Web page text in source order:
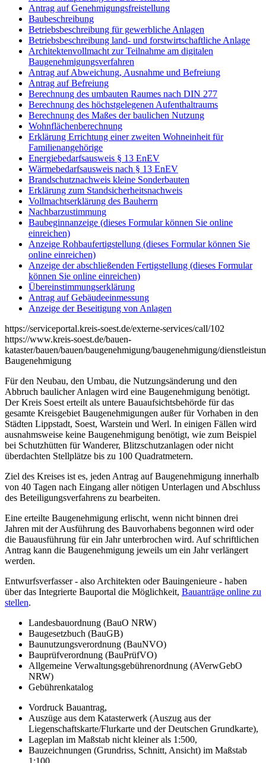
Antrag auf Genehmigungsfreistellung
Baubeschreibung
Betriebsbeschreibung für gewerbliche Anlagen
Betriebsbeschreibung land- und forstwirtschaftliche Anlage
Architektenvollmacht zur Teilnahme am digitalen
Baugenehmigungsverfahren
Antrag auf Abweichung, Ausnahme und Befreiung
Antrag auf Befreiung
Berechnung des umbauten Raumes nach DIN 277
Berechnung des höchstgelegenen Aufenthaltraums
Berechnung des Maßes der baulichen Nutzung
Wohnflächenberechnung
Erklärung Errichtung einer zweiten Wohneinheit für
Familienangehörige
Energiebedarfsausweis § 13 EnEV
Wärmebedarfsausweis nach § 13 EnEV
Brandschutznachweis kleine Sonderbauten
Erklärung zum Standsicherheitsnachweis
Vollmachtserklärung des Bauherrn
Nachbarzustimmung
Baubeginnanzeige (dieses Formular können Sie online
einreichen)
Anzeige Rohbaufertigstellung (dieses Formular können Sie
online einreichen)
Anzeige der abschließenden Fertigstellung (dieses Formular
können Sie online einreichen)
Übereinstimmungserklärung
Antrag auf Gebäudeeinmessung
Anzeige der Beseitigung von Anlagen
https://serviceportal.kreis-soest.de/externe-services/call/102
https://www.kreis-soest.de/bauen-
kataster/bauen/bauen/baugenehmigung/baugenehmigung/
Baugenehmigung
Für den Neubau, den Umbau, die Nutzungsänderung und den
Abbruch baulicher Anlagen wird eine Baugenehmigung benötigt.
Der Kreis Soest erteilt als untere Bauaufsichtsbehörde für das
gesamte Kreisgebiet Baugenehmigungen außer für Vorhaben in den
Städten Lippstadt, Soest, Warstein und Werl. In einigen Fällen wird
ausnahmsweise keine Baugenehmigung benötigt, wie zum Beispiel
bei Schutzhütten für Wanderer, Blitzschutzanlagen oder nicht
überdachten Stellplätze bis zu 100 Quadratmetern.
Ziel des Kreises ist es, jeden Antrag auf Baugenehmigung innerhalb
von 40 Tagen nach Eingang aller nötigen Unterlagen und Abschluss
des Beteiligungsverfahrens zu bearbeiten.
Eine erteilte Baugenehmigung erlischt, wenn nicht binnen drei
Jahren mit der Ausführung des Bauvorhabens begonnen wird oder
die Bauausführung für ein Jahr unterbrochen wird. Auf schriftlichen
Antrag kann die Baugenehmigung jeweils um ein Jahr verlängert
werden.
Entwurfsverfasser - also Architekten oder Bauingenieure - haben
über das Integrierte Bauportal die Möglichkeit, Bauanträge online zu
stellen.
Landesbauordnung (BauO NRW)
Baugesetzbuch (BauGB)
Baunutzungsverordnung (BauNVO)
Bauprüfverordnung (BauPrüfVO)
Allgemeine Verwaltungsgebührenordnung (AVerwGebO
NRW)
Gebührenkatalog
Vordruck Bauantrag,
Auszüge aus dem Katasterwerk (Auszug aus der
Liegenschaftskarte/Flurkarte und der Deutschen Grundkarte),
Lageplan im Maßstab nicht kleiner als 1:500,
Bauzeichnungen (Grundriss, Schnitt, Ansicht) im Maßstab
1:100,